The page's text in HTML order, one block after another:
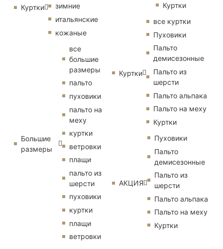
Куртки
зимние
итальянские
кожаные
Большие
размеры
все
большие
размеры
пальто
пуховики
пальто на
меху
куртки
ветровки
плащи
пальто из
шерсти
пуховики
куртки
плащи
ветровки
Куртки
Куртки
все куртки
Пуховики
Пальто
демисезонные
Пальто из
шерсти
Пальто альпака
Пальто на меху
Куртки
АКЦИЯ
Пуховики
Пальто
демисезонные
Пальто из
шерсти
Пальто альпака
Пальто на меху
Куртки